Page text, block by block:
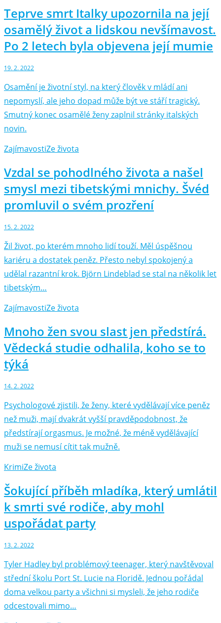
Teprve smrt Italky upozornila na její
osamělý život a lidskou nevšímavost.
Po 2 letech byla objevena její mumie
19. 2. 2022
Osamění je životní styl, na který člověk v mládí ani
nepomyslí, ale jeho dopad může být ve stáří tragický.
Smutný konec osamělé ženy zaplnil stránky italských
novin.
ZajímavostiZe života
Vzdal se pohodlného života a našel
smysl mezi tibetskými mnichy. Švéd
promluvil o svém prozření
15. 2. 2022
Žil život, po kterém mnoho lidí touží. Měl úspěšnou
kariéru a dostatek peněz. Přesto nebyl spokojený a
udělal razantní krok. Björn Lindeblad se stal na několik let
tibetským…
ZajímavostiZe života
Mnoho žen svou slast jen předstírá.
Vědecká studie odhalila, koho se to
týká
14. 2. 2022
Psychologové zjistili, že ženy, které vydělávají více peněz
než muži, mají dvakrát vyšší pravděpodobnost, že
předstírají orgasmus. Je možné, že méně vydělávající
muži se nemusí cítit tak mužně.
KrimiZe života
Šokující příběh mladíka, který umlátil
k smrti své rodiče, aby mohl
uspořádat party
13. 2. 2022
Tyler Hadley byl problémový teenager, který navštěvoval
střední školu Port St. Lucie na Floridě. Jednou pořádal
doma velkou party a všichni si mysleli, že jeho rodiče
odcestovali mimo…